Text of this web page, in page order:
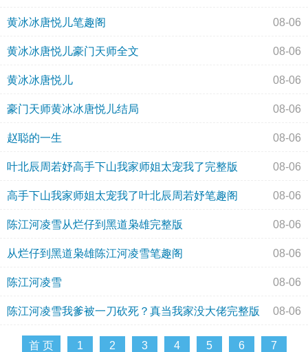
黄冰冰唐悦儿笔趣阁 08-06
黄冰冰唐悦儿豪门天师全文 08-06
黄冰冰唐悦儿 08-06
豪门天师黄冰冰唐悦儿结局 08-06
赵聪的一生 08-06
叶北辰周若妤高手下山我家师姐太宠我了完整版 08-06
高手下山我家师姐太宠我了叶北辰周若妤笔趣阁 08-06
陈江河凌雪从烂仔到黑道枭雄完整版 08-06
从烂仔到黑道枭雄陈江河凌雪笔趣阁 08-06
陈江河凌雪 08-06
陈江河凌雪我爹被一刀砍死？真当我家没大佬完整版 08-06
首 页 1 2 3 4 5 6 7